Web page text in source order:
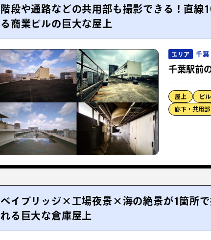
階段や通路などの共用部も撮影できる！直線
る商業ビルの巨大な屋上
エリア 千葉
千葉駅前
屋上 ビ
廊下・共用部
ベイブリッジ×工場夜景×海の絶景が1箇所で
れる巨大な倉庫屋上